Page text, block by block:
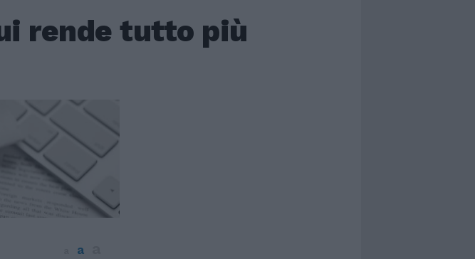
rende tutto più
a